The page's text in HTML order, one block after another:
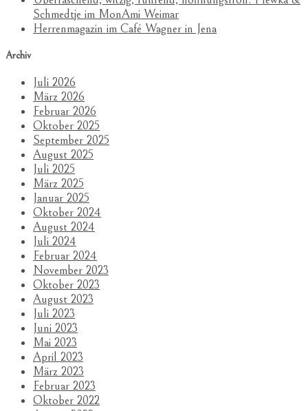
Schmedtje im MonAmi Weimar
Herrenmagazin im Café Wagner in Jena
Archiv
Juli 2026
März 2026
Februar 2026
Oktober 2025
September 2025
August 2025
Juli 2025
März 2025
Januar 2025
Oktober 2024
August 2024
Juli 2024
Februar 2024
November 2023
Oktober 2023
August 2023
Juli 2023
Juni 2023
Mai 2023
April 2023
März 2023
Februar 2023
Oktober 2022